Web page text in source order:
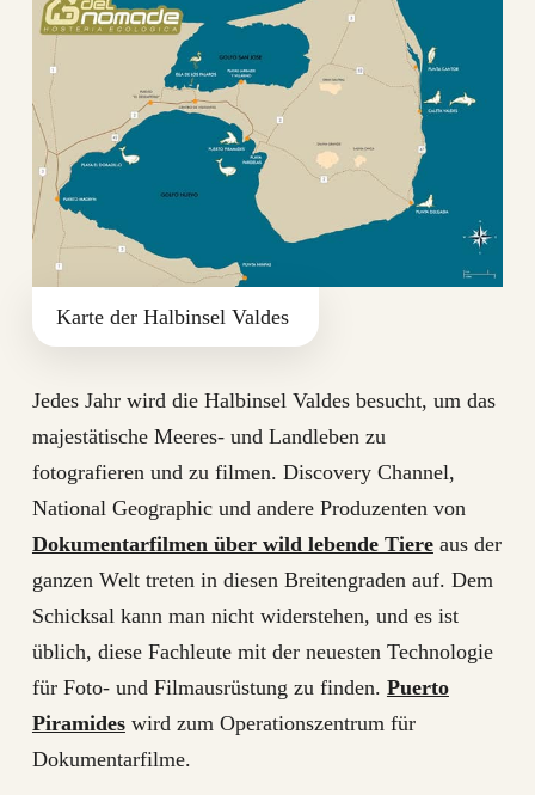
Karte der Halbinsel Valdes
Jedes Jahr wird die Halbinsel Valdes besucht, um das
majestätische Meeres- und Landleben zu
fotografieren und zu filmen. Discovery Channel,
National Geographic und andere Produzenten von
Dokumentarfilmen über wild lebende Tiereaus der
ganzen Welt treten in diesen Breitengraden auf. Dem
Schicksal kann man nicht widerstehen, und es ist
üblich, diese Fachleute mit der neuesten Technologie
für Foto- und Filmausrüstung zu finden. Puerto
Piramideswird zum Operationszentrum für
Dokumentarfilme.